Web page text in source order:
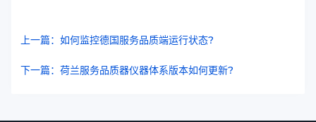
上一篇：如何监控德国服务品质端运行状态?
下一篇：荷兰服务品质器仪器体系版本如何更新?